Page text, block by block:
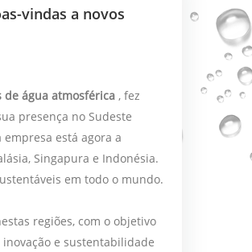
vindas a novos
de água atmosférica, fez
presença no Sudeste
está agora a
Singapura e Indonésia.
​​em todo o mundo.
regiões, com o objetivo
e sustentabilidade